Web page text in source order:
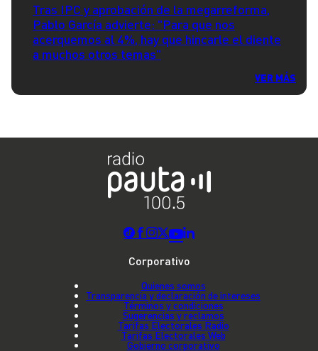
Tras IPC y aprobación de la megarreforma,
Pablo García advierte: "Para que nos
acerquemos al 4%, hay que hincarle el diente
a muchos otros temas"
VER MÁS
Corporativo
Quienes somos
Transparencia y declaración de intereses
Términos y condiciones
Sugerencias y reclamos
Tarifas Electorales Radio
Tarifas Electorales Web
Gobierno corporativo